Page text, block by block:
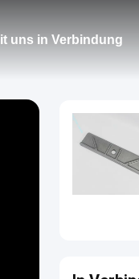
uns in Verbindung